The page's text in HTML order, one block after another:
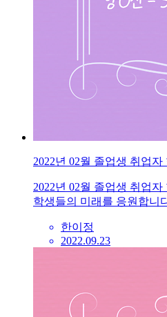
2022년 02월 졸업생 취업자
2022년 02월 졸업생 취업
학생들의 미래를 응원합니
한이정
2022.09.23